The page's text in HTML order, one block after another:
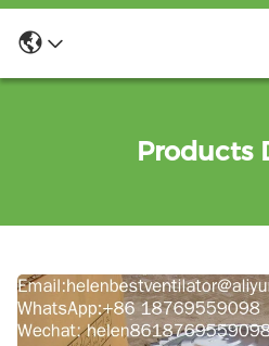
Products